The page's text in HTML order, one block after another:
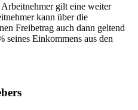
gilt eine weiter
kann über die
Freibetrag auch dann geltend
seines Einkommens aus den